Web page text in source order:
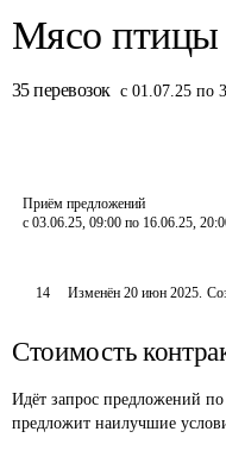
Мясо птицы
35 перевозок с 01.07.25 по
Приём предложений
с 03.06.25, 09:00 по 16.06.25,
14 Изменён20 июн 2025.
Стоимость
Идёт запрос предложений по
предложит наилучшие